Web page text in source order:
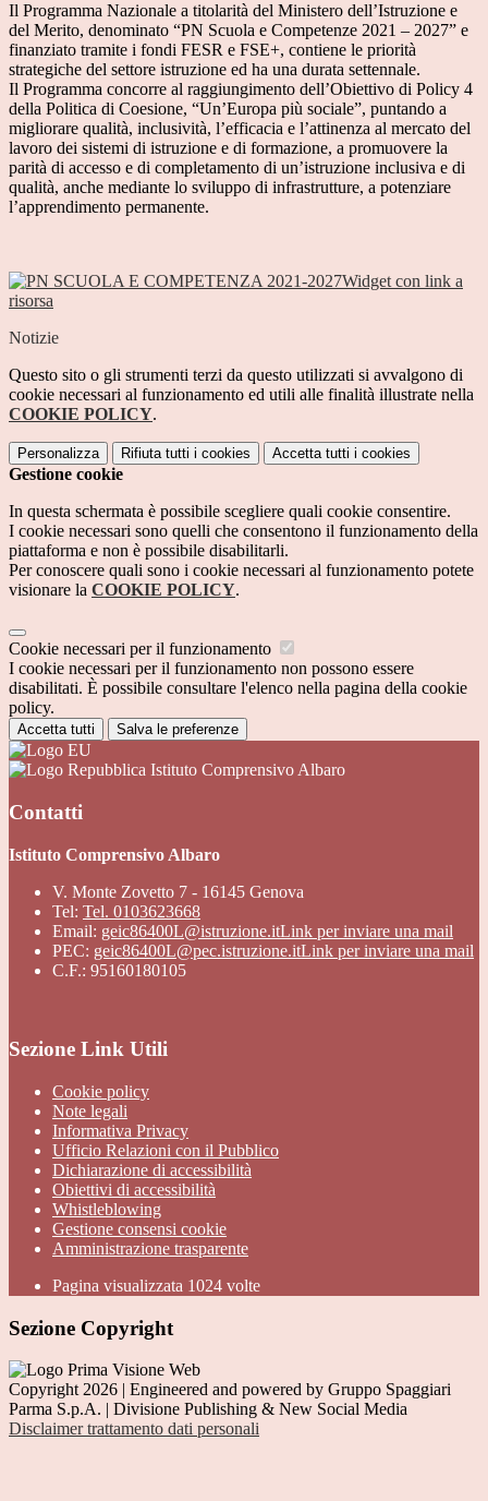
Il Programma Nazionale a titolarità del Ministero dell’Istruzione e
del Merito, denominato “PN Scuola e Competenze 2021 – 2027” e
finanziato tramite i fondi FESR e FSE+, contiene le priorità
strategiche del settore istruzione ed ha una durata settennale.
Il Programma concorre al raggiungimento dell’Obiettivo di Policy 4
della Politica di Coesione, “Un’Europa più sociale”, puntando a
migliorare qualità, inclusività, l’efficacia e l’attinenza al mercato del
lavoro dei sistemi di istruzione e di formazione, a promuovere la
parità di accesso e di completamento di un’istruzione inclusiva e di
qualità, anche mediante lo sviluppo di infrastrutture, a potenziare
l’apprendimento permanente.
Widget con link a
risorsa
Notizie
Questo sito o gli strumenti terzi da questo utilizzati si avvalgono di
cookie necessari al funzionamento ed utili alle finalità illustrate nella
COOKIE POLICY.
Personalizza Rifiuta tutti i cookies Accetta tutti i cookies
Gestione cookie
In questa schermata è possibile scegliere quali cookie consentire.
I cookie necessari sono quelli che consentono il funzionamento della
piattaforma e non è possibile disabilitarli.
Per conoscere quali sono i cookie necessari al funzionamento potete
visionare la COOKIE POLICY.
Cookie necessari per il funzionamento
I cookie necessari per il funzionamento non possono essere
disabilitati. È possibile consultare l'elenco nella pagina della cookie
policy.
Accetta tutti Salva le preferenze
Istituto Comprensivo Albaro
Contatti
Istituto Comprensivo Albaro
V. Monte Zovetto 7 - 16145 Genova
Tel: Tel. 0103623668
Email: geic86400L@istruzione.itLink per inviare una mail
PEC: geic86400L@pec.istruzione.itLink per inviare una mail
C.F.: 95160180105
Sezione Link Utili
Cookie policy
Note legali
Informativa Privacy
Ufficio Relazioni con il Pubblico
Dichiarazione di accessibilità
Obiettivi di accessibilità
Whistleblowing
Gestione consensi cookie
Amministrazione trasparente
Pagina visualizzata 1024 volte
Sezione Copyright
Copyright 2026 | Engineered and powered by Gruppo Spaggiari
Parma S.p.A. | Divisione Publishing & New Social Media
Disclaimer trattamento dati personali